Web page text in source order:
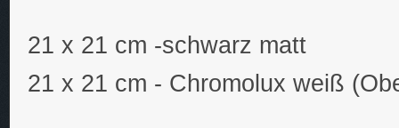
21 x 21 cm -schwarz matt
21 x 21 cm - Chromolux weiß